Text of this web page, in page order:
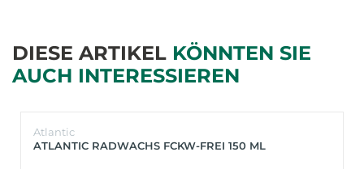
DIESE ARTIKEL KÖNNTEN SIE
AUCH INTERESSIEREN
Atlantic
ATLANTIC RADWACHS FCKW-FREI 150 ML